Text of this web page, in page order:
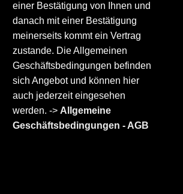
einer Bestätigung von Ihnen und
danach mit einer Bestätigung
meinerseits kommt ein Vertrag
zustande. Die Allgemeinen
Geschäftsbedingungen befinden
sich Angebot und können hier
auch jederzeit eingesehen
werden. ->Allgemeine
Geschäftsbedingungen - AGB